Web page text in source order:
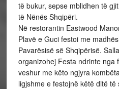
të bukur, sepse mblidhen të
të Nënës Shqipëri.
Në restorantin Eastwood
Plavë e Guci festoi me
Pavarësisë së Shqipërisë.
organizohej Festa ndrinte nga
veshur me këto ngjyra
ligjshme e festojnë këtë ditë